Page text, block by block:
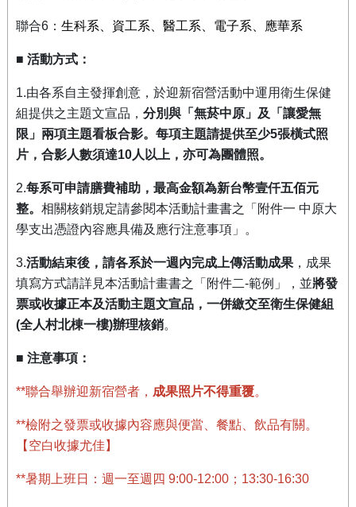
聯合6 ： 生科系、資工系、醫工系、電子系、應華系
■ 活動方式：
1.由各系自主發揮創意，於迎新宿營活動中運用衛生保健
組提供之主題文宣品， 分別與「無菸中原」及「讓愛無
限」兩項主題看板合影。每項主題請提供至少5張橫式照
片，合影人數須達10人以上，亦可為團體照。
2.每系可申請膳費補助，最高金額為新台幣壹仟五佰元
整。 相關核銷規定請參閱本活動計畫書之「附件一 中原大
學支出憑證內容應具備及應行注意事項」。
3.活動結束後，請各系於一週內完成上傳活動成果 ，成果
填寫方式請詳見本活動計畫書之「附件二-範例」，並將發
票或收據正本及活動主題文宣品，一併繳交至衛生保健組
(全人村北棟一樓)辦理核銷。
■ 注意事項：
**聯合舉辦迎新宿營者， 成果照片不得重覆。
**檢附之發票或收據內容應與便當、餐點、飲品有關。
【空白收據尤佳】
**暑期上班日：週一至週四 9:00-12:00 ； 13:30-16:30